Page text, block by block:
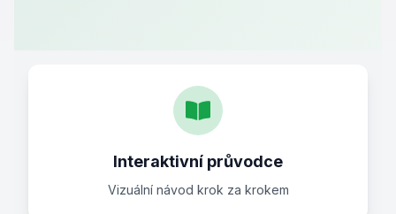
Interaktivní průvodce
Vizuální návod krok za krokem